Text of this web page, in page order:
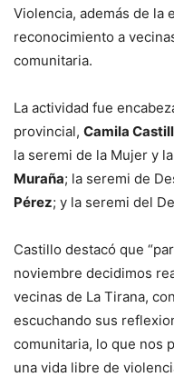
Violencia, además de la
reconocimiento a
comunitaria.
La actividad fue
provincial, Camila
la seremi de la Mujer y
Muraña; la seremi de
Pérez; y la seremi del
Castillo destacó que
noviembre decidimos
vecinas de La Tirana,
escuchando sus
comunitaria, lo que nos
una vida libre de